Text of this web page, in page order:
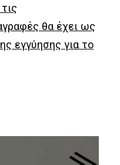
θα έχει ως
εγγύησης για το